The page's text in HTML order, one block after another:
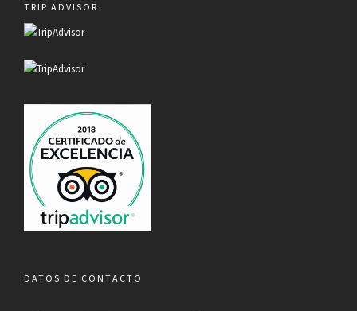
TRIP ADVISOR
DATOS DE CONTACTO